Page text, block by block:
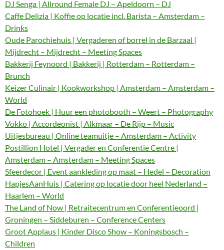
DJ Senga | Allround Female DJ – Apeldoorn – DJ
Caffe Delizia | Koffie op locatie incl. Barista – Amsterdam –
Drinks
Oude Parochiehuis | Vergaderen of borrel in de Barzaal |
Mijdrecht – Mijdrecht – Meeting Spaces
Bakkerij Feynoord | Bakkerij | Rotterdam – Rotterdam –
Brunch
Keizer Culinair | Kookworkshop | Amsterdam – Amsterdam –
World
De Fotohoek | Huur een photobooth – Weert – Photography
Vokko | Accordeonist | Alkmaar – De Rijp – Music
Uitjesbureau | Online teamuitje – Amsterdam – Activity
Postillion Hotel | Vergader en Conferentie Centre |
Amsterdam – Amsterdam – Meeting Spaces
Sfeerdecor | Event aankleding op maat – Hedel – Decoration
HapjesAanHuis | Catering op locatie door heel Nederland –
Haarlem – World
The Land of Now | Retraitecentrum en Conferentieoord |
Groningen – Siddeburen – Conference Centers
Groot Applaus | Kinder Disco Show – Koningsbosch –
Children